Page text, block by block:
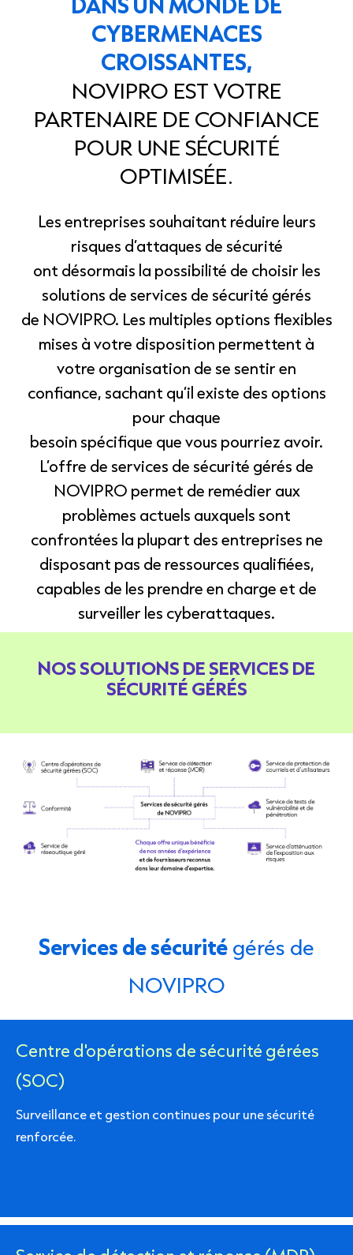
CYBERMENACES
CROISSANTES,
NOVIPRO EST VOTRE
PARTENAIRE DE CONFIANCE
POUR UNE SÉCURITÉ
OPTIMISÉE.
Les entreprises souhaitant réduire leurs
risques d’attaques de sécurité
ont désormais la possibilité de choisir les
solutions de services de sécurité gérés
de NOVIPRO. Les multiples options flexibles
mises à votre disposition permettent à
votre organisation de se sentir en
confiance, sachant qu’il existe des options
pour chaque
besoin spécifique que vous pourriez avoir.
L’offre de services de sécurité gérés de
NOVIPRO permet de remédier aux
problèmes actuels auxquels sont
confrontées la plupart des entreprises ne
disposant pas de ressources qualifiées,
capables de les prendre en charge et de
surveiller les cyberattaques.
NOS SOLUTIONS DE SERVICES DE
SÉCURITÉ GÉRÉS
Services de sécurité gérés de
NOVIPRO
Centre d'opérations de sécurité gérées
(SOC)
Surveillance et gestion continues pour une sécurité
renforcée.